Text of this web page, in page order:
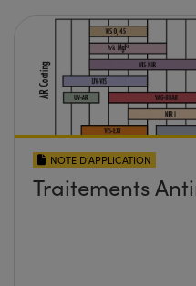
NOTE D’APPLICATION
Traitements